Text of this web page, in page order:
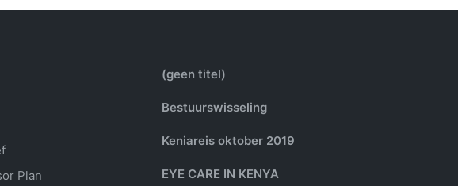
Plan
(geen titel)
Bestuurswisseling
Keniareis oktober 2019
EYE CARE IN KENYA